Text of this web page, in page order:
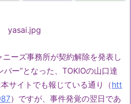
ーズ事務所が契約解除を発表し
バー”となった、TOKIOの山口達
サイトでも報じている通り（htt
）ですが、事件発覚の翌日であ